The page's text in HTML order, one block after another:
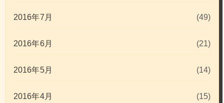
2016年7月 (49)
2016年6月 (21)
2016年5月 (14)
2016年4月 (15)